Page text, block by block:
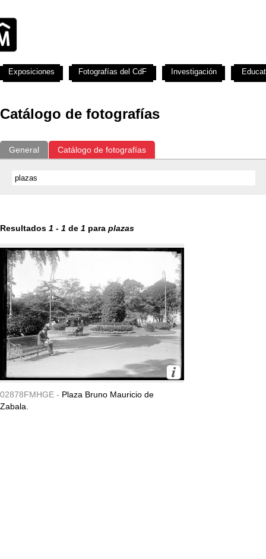
Catálogo de fotografías
General Catálogo de fotografías
Resultados 1 - 1 de 1 para plazas
02878FMHGE - Plaza Bruno Mauricio de
Zabala.
Exposiciones Fotografías del CdF Investigación